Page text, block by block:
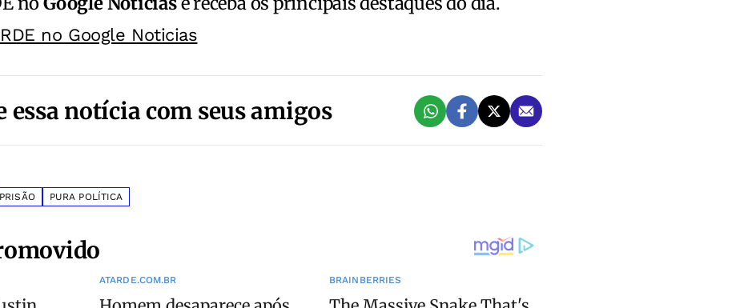
no Google Noticias
notícia com seus amigos
PRISÃO PURA POLÍTICA